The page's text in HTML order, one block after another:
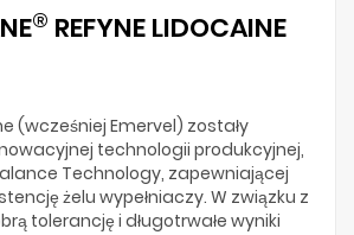
® REFYNE LIDOCAINE
(wcześniej Emervel) zostały
technologii produkcyjnej,
Technology, zapewniającej
żelu wypełniaczy. W związku z
tolerancję i długotrwałe wyniki